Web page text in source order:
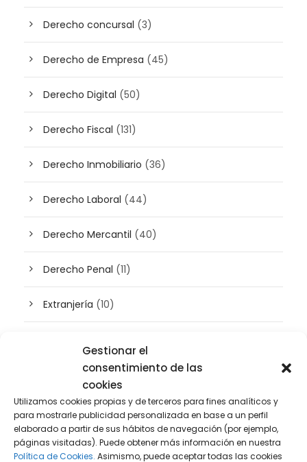
Gestionar el
consentimiento de las
cookies
Utilizamos cookies propias y de terceros para fines analíticos y
para mostrarle publicidad personalizada en base a un perfil
elaborado a partir de sus hábitos de navegación (por ejemplo,
páginas visitadas). Puede obtener más información en nuestra
Política de Cookies. Asimismo, puede aceptar todas las cookies
Derecho concursal (3)
Derecho de Empresa (45)
Derecho Digital (50)
Derecho Fiscal (131)
Derecho Inmobiliario (36)
Derecho Laboral (44)
Derecho Mercantil (40)
Derecho Penal (11)
Extranjería (10)
Patrimonio(5)
Plusvalía (2)
Prensa(2)